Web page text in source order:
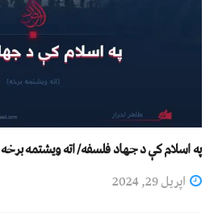
په اسلام کې د جهاد فلسفه/ اته ويشتمه برخه
اپریل 29, 2024